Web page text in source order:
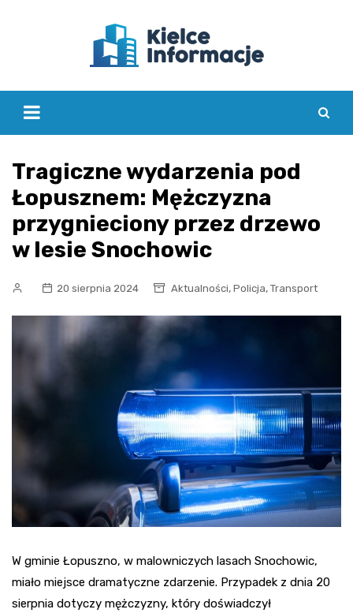
Tragiczne wydarzenia pod
Łopusznem: Mężczyzna
przygnieciony przez drzewo
w lesie Snochowic
20 sierpnia 2024 Aktualności, Policja, Transport
W gminie Łopuszno, w malowniczych lasach Snochowic,
miało miejsce dramatyczne zdarzenie. Przypadek z dnia 20
sierpnia dotyczy mężczyzny, który doświadczył